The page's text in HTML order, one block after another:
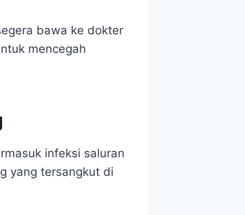
bawa ke dokter
mencegah
infeksi saluran
yang tersangkut di